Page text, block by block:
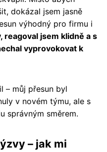
dokázal jsem jasně
výhodný pro firmu i
reagoval jsem klidně a s
vyprovokovat k
– můj přesun byl
v novém týmu, ale s
správným směrem.
– jak mi